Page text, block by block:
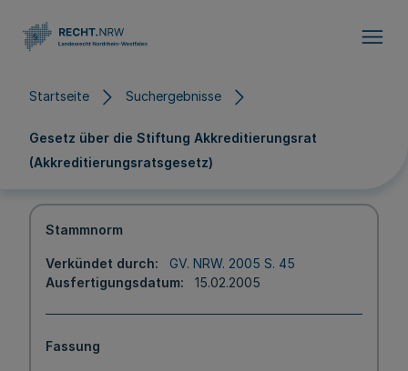
Startseite Suchergebnisse
Gesetz über die Stiftung Akkreditierungsrat
(Akkreditierungsratsgesetz)
Stammnorm
Verkündet durch
GV. NRW. 2005 S. 45
Ausfertigungsdatum
15.02.2005
Fassung